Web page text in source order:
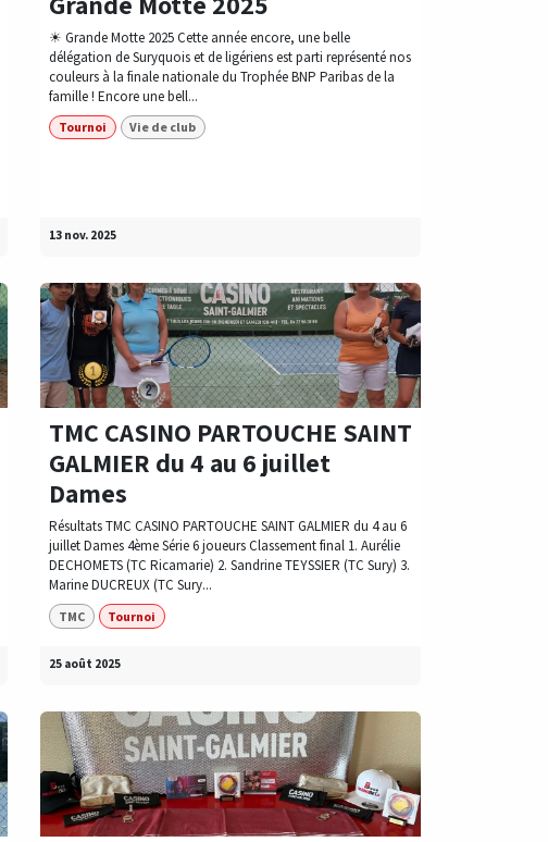
☀ Grande Motte 2025 Cette année encore, une belle
délégation de Suryquois et de ligériens est parti représenté nos
couleurs à la finale nationale du Trophée BNP Paribas de la
famille ! Encore une bell...
Tournoi Vie de club
13 nov. 2025
TMC CASINO PARTOUCHE SAINT
GALMIER du 4 au 6 juillet
Dames
Résultats TMC CASINO PARTOUCHE SAINT GALMIER du 4 au 6
juillet Dames 4ème Série 6 joueurs Classement final 1. Aurélie
DECHOMETS (TC Ricamarie) 2. Sandrine TEYSSIER (TC Sury) 3.
Marine DUCREUX (TC Sury...
TMC Tournoi
25 août 2025